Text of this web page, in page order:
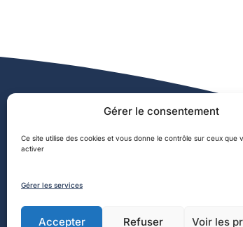
Gérer le consentement
Ce site utilise des cookies et vous donne le contrôle sur ceux que
activer
Gérer les services
Accepter Refuser Voir les
Coordonnées
Mairie d’Ouessant